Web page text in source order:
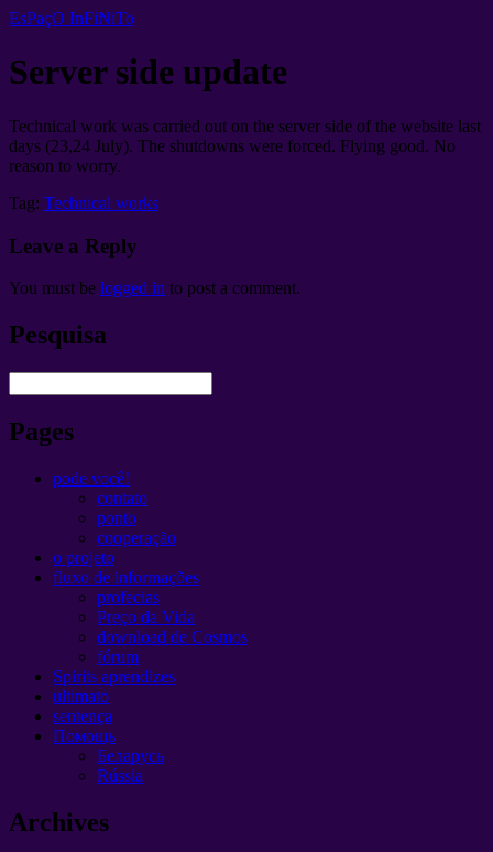
EsPaçO InFiNiTo
Server side update
Technical work was carried out on the server side of the website last
days (23,24 July). The shutdowns were forced. Flying good. No
reason to worry.
Tag: Technical works
Leave a Reply
You must be logged in to post a comment.
Pesquisa
Pages
pode você!
contato
ponto
cooperação
o projeto
fluxo de informações
profecias
Preço da Vida
download de Cosmos
fórum
Spirits aprendizes
ultimato
sentença
Помощь
Беларусь
Rússia
Archives